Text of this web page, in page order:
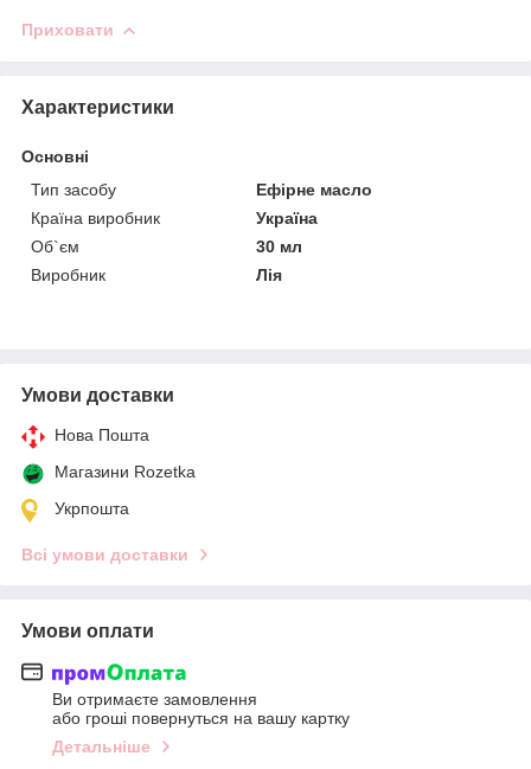
Приховати
Характеристики
Основні
Тип засобу
Ефірне масло
Країна виробник
Україна
Об`єм
30 мл
Виробник
Лія
Умови доставки
Нова Пошта
Магазини Rozetka
Укрпошта
Всі умови доставки
Умови оплати
Ви отримаєте замовлення
або гроші повернуться на вашу картку
Детальніше